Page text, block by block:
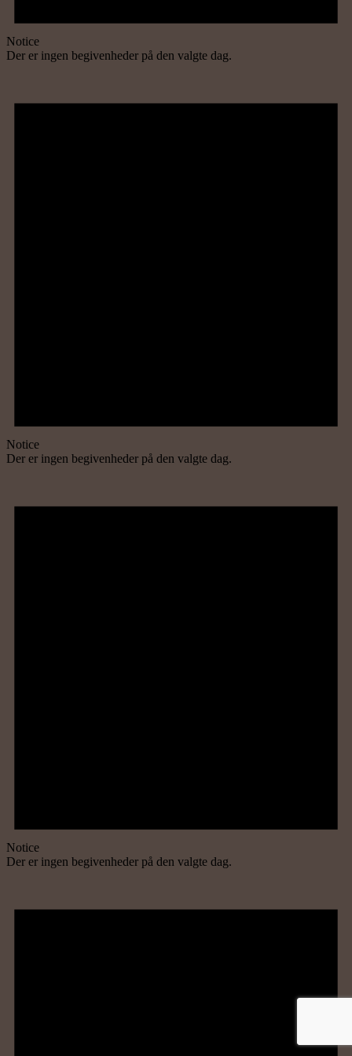
Notice
Der er ingen begivenheder på den valgte dag.
Notice
Der er ingen begivenheder på den valgte dag.
Notice
Der er ingen begivenheder på den valgte dag.